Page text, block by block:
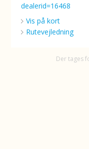
dealerid=16468
Vis på kort
Rutevejledning
Der tages